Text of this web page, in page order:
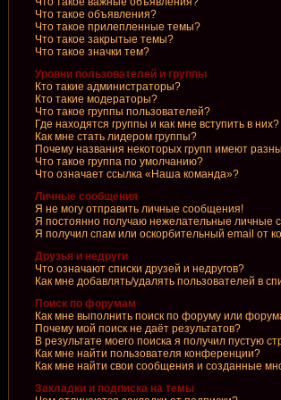
Что такое объявления?
Что такое прилепленные темы?
Что такое закрытые темы?
Что такое значки тем?
Уровни пользователей и группы
Кто такие администраторы?
Кто такие модераторы?
Что такое группы пользователей?
Где находятся группы и как мне вступить в них?
Как мне стать лидером группы?
Почему названия некоторых групп имеют
Что такое группа по умолчанию?
Что означает ссылка «Наша команда»?
Личные сообщения
Я не могу отправить личные сообщения!
Я постоянно получаю нежелательные личные
Я получил спам или оскорбительный email от
Друзья и недруги
Что означают списки друзей и недругов?
Как мне добавлять/удалять пользователей в
Поиск по форумам
Как мне выполнить поиск по форуму или
Почему мой поиск не даёт результатов?
В результате моего поиска я получил пустую
Как мне найти пользователя конференции?
Как мне найти свои сообщения и созданные
Закладки и подписка на темы